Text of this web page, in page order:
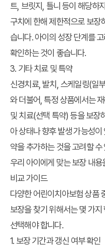
트, 브릿지, 틀니 등이 해당하
구치에 한해 제한적으로 보장
습니다. 아이의 성장 단계를
확인하는 것이 좋습니다.
3. 기타 치료 및 특약
신경치료, 발치, 스케일링(일
와 더불어, 특정 상품에서는
및 치료(선택 특약) 등을 보장
아 상태나 향후 발생 가능성
약을 추가하는 것을 고려할 수
우리 아이에게 맞는 보장 내
비교 가이드
다양한 어린이치아보험 상품
보장을 찾기 위해서는 몇 가
선택해야 합니다.
1. 보장 기간과 갱신 여부 확인